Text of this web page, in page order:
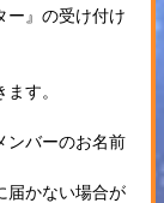
ー』の受け付け
す。
ンバーのお名前
届かない場合が